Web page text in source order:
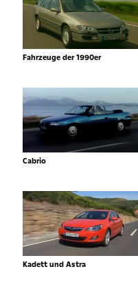
Fahrzeuge der 1990er
Cabrio
Kadett und Astra